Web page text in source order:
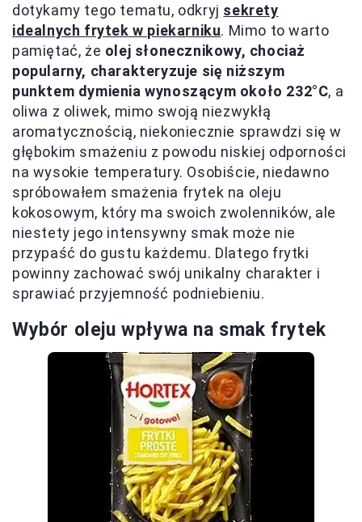
dotykamy tego tematu, odkryj sekrety
idealnych frytek w piekarniku. Mimo to warto
pamiętać, że olej słonecznikowy, chociaż
popularny, charakteryzuje się niższym
punktem dymienia wynoszącym około 232°C, a
oliwa z oliwek, mimo swoją niezwykłą
aromatycznością, niekoniecznie sprawdzi się w
głębokim smażeniu z powodu niskiej odporności
na wysokie temperatury. Osobiście, niedawno
spróbowałem smażenia frytek na oleju
kokosowym, który ma swoich zwolenników, ale
niestety jego intensywny smak może nie
przypaść do gustu każdemu. Dlatego frytki
powinny zachować swój unikalny charakter i
sprawiać przyjemność podniebieniu.
Wybór oleju wpływa na smak frytek